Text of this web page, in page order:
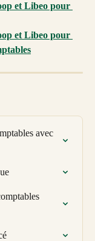
et Libeo pour
et Libeo pour
avec